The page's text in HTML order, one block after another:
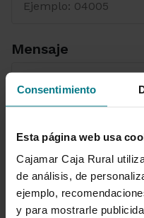
Consentimiento
Esta página web usa
Cajamar Caja Rural
de análisis, de
ejemplo,
y para mostrarle
Mensaje
INFORMACIÓN
DE DATOS
Te informamos que
por Cajamar Caja
de Crédito con la